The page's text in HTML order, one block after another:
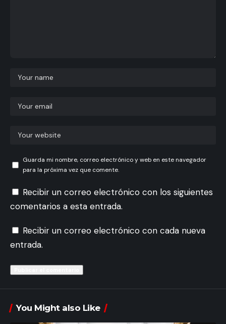
Guarda mi nombre, correo electrónico y web en este navegador
para la próxima vez que comente.
Recibir un correo electrónico con los siguientes
comentarios a esta entrada.
Recibir un correo electrónico con cada nueva
entrada.
You Might also Like